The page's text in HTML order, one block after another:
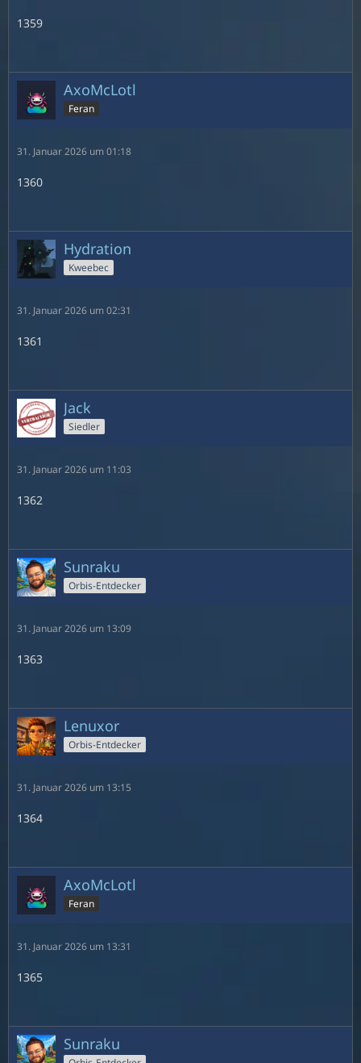
1359
AxoMcLotl
Feran
31. Januar 2026 um 01:18
1360
Hydration
Kweebec
31. Januar 2026 um 02:31
1361
Jack
Siedler
31. Januar 2026 um 11:03
1362
Sunraku
Orbis-Entdecker
31. Januar 2026 um 13:09
1363
Lenuxor
Orbis-Entdecker
31. Januar 2026 um 13:15
1364
AxoMcLotl
Feran
31. Januar 2026 um 13:31
1365
Sunraku